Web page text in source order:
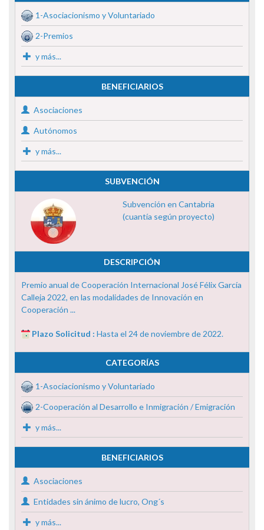
1-Asociacionismo y Voluntariado
2-Premios
y más...
BENEFICIARIOS
Asociaciones
Autónomos
y más...
SUBVENCIÓN
Subvención en Cantabria
(cuantía según proyecto)
DESCRIPCIÓN
Premio anual de Cooperación Internacional José Félix García
Calleja 2022, en las modalidades de Innovación en
Cooperación ...
Plazo Solicitud : Hasta el 24 de noviembre de 2022.
CATEGORÍAS
1-Asociacionismo y Voluntariado
2-Cooperación al Desarrollo e Inmigración / Emigración
y más...
BENEFICIARIOS
Asociaciones
Entidades sin ánimo de lucro, Ong´s
y más...